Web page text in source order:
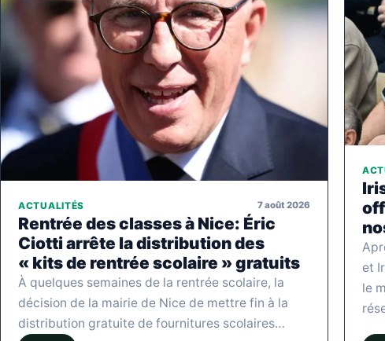
ACTUALITÉS 7 août 2026
Rentrée des classes à Nice: Éric
Ciotti arrête la distribution des
« kits de rentrée scolaire » gratuits
À quelques semaines de la rentrée scolaire, la
décision de la mairie de Nice de mettre fin à la
distribution gratuite de fournitures scolaires…
et
le